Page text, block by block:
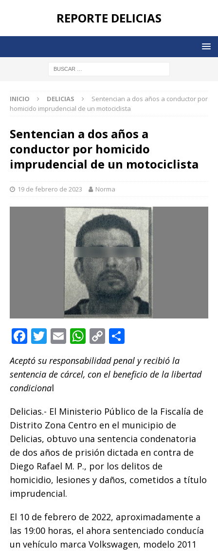
REPORTE DELICIAS
INICIO DELICIAS
Sentencian a dos años a conductor por
homicido imprudencial de un motociclista
Sentencian a dos años a
conductor por homicido
imprudencial de un motociclista
19 de febrero de 2023 Norma
F
a
c
e
b
o
o
k
T
it
te
r
E
ai
l
W
h
at
s
p
p
C
o
p
y
n
k
o
m
p
ti
r
Aceptó su responsabilidad penal y recibió la
sentencia de cárcel, con el beneficio de la libertad
condicional
Delicias.- El Ministerio Público de la Fiscalía de
Distrito Zona Centro en el municipio de
Delicias, obtuvo una sentencia condenatoria
de dos años de prisión dictada en contra de
Diego Rafael M. P., por los delitos de
homicidio, lesiones y daños, cometidos a título
imprudencial.
El 10 de febrero de 2022, aproximadamente a
las 19:00 horas, el ahora sentenciado conducía
un vehículo marca Volkswagen, modelo 2011